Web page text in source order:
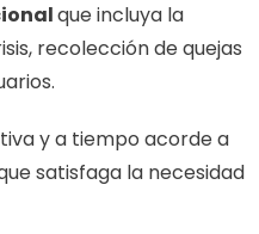
que incluya la
recolección de quejas
y a tiempo acorde a
satisfaga la necesidad